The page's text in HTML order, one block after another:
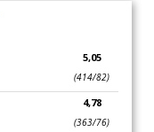
5,05
(414/82)
4,78
(363/76)